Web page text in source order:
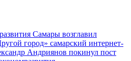
Самары возглавил
город» самарский интернет-
Андриянов покинул пост